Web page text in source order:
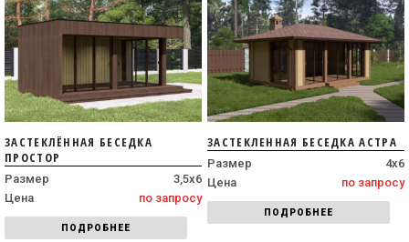
ЗАСТЕКЛЁННАЯ БЕСЕДКА
ПРОСТОР
Размер
3,5х6
Цена
по запросу
ПОДРОБНЕЕ
ЗАСТЕКЛЕННАЯ БЕСЕДКА АСТРА
Размер
4х6
Цена
по запросу
ПОДРОБНЕЕ